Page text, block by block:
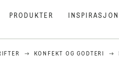
PRODUKTER INSPIRASJON
KONFEKT OG GODTERI